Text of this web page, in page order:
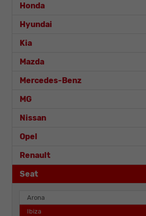
Honda
Hyundai
Kia
Mazda
Mercedes-Benz
MG
Nissan
Opel
Renault
Seat
Arona
Ibiza